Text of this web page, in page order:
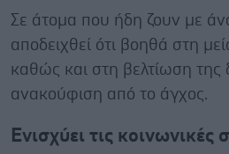
Σε άτομα που ήδη ζουν με
αποδειχθεί ότι βοηθά στη
καθώς και στη βελτίωση της
ανακούφιση από το άγχος.
Ενισχύει τις κοινωνικές